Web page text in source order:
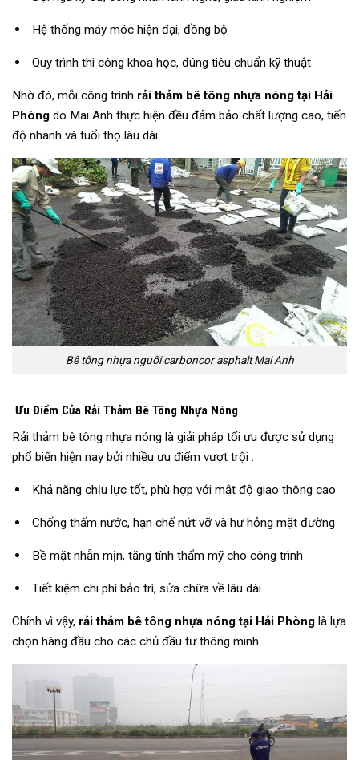
Hệ thống máy móc hiện đại, đồng bộ
Quy trình thi công khoa học, đúng tiêu chuẩn kỹ thuật
Nhờ đó, mỗi công trình rải thảm bê tông nhựa nóng tại Hải
Phòng do Mai Anh thực hiện đều đảm bảo chất lượng cao, tiến
độ nhanh và tuổi thọ lâu dài .
Bê tông nhựa nguội carboncor asphalt Mai Anh
Ưu Điểm Của Rải Thảm Bê Tông Nhựa Nóng
Rải thảm bê tông nhựa nóng là giải pháp tối ưu được sử dụng
phổ biến hiện nay bởi nhiều ưu điểm vượt trội :
Khả năng chịu lực tốt, phù hợp với mật độ giao thông cao
Chống thấm nước, hạn chế nứt vỡ và hư hỏng mặt đường
Bề mặt nhẵn mịn, tăng tính thẩm mỹ cho công trình
Tiết kiệm chi phí bảo trì, sửa chữa về lâu dài
Chính vì vậy, rải thảm bê tông nhựa nóng tại Hải Phòng là lựa
chọn hàng đầu cho các chủ đầu tư thông minh .